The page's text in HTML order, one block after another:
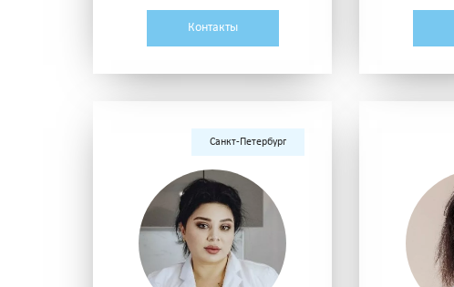
Контакты
Санкт-Петербург